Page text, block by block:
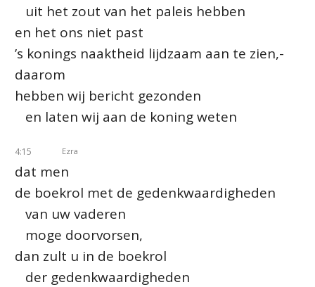
uit het zout van het paleis hebben
en het ons niet past
’s konings naaktheid lijdzaam aan te zien,-
daarom
hebben wij bericht gezonden
en laten wij aan de koning weten
4:15 Ezra
dat men
de boekrol met de gedenkwaardigheden
van uw vaderen
moge doorvorsen,
dan zult u in de boekrol
der gedenkwaardigheden